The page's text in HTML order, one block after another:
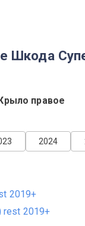
Шкода
правое
2024
2019+
rest 2019+